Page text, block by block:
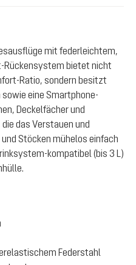
mit federleichtem,
bietet nicht
Ratio, sondern besitzt
eine Smartphone-
Deckelfächer und
das Verstauen und
Stöcken mühelos einfach
kompatibel (bis 3 L)
Federstahl